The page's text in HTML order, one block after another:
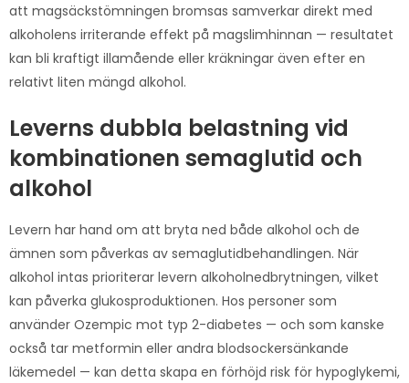
att magsäckstömningen bromsas samverkar direkt med
alkoholens irriterande effekt på magslimhinnan — resultatet
kan bli kraftigt illamående eller kräkningar även efter en
relativt liten mängd alkohol.
Leverns dubbla belastning vid
kombinationen semaglutid och
alkohol
Levern har hand om att bryta ned både alkohol och de
ämnen som påverkas av semaglutidbehandlingen. När
alkohol intas prioriterar levern alkoholnedbrytningen, vilket
kan påverka glukosproduktionen. Hos personer som
använder Ozempic mot typ 2-diabetes — och som kanske
också tar metformin eller andra blodsockersänkande
läkemedel — kan detta skapa en förhöjd risk för hypoglykemi,